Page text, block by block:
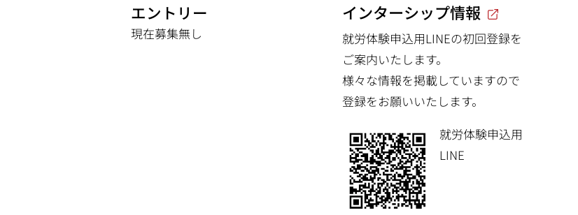
エントリー
現在募集無し
インターシップ情報
就労体験申込用LINEの初回登録を
ご案内いたします。
様々な情報を掲載していますので
登録をお願いいたします。
就労体験申込用
LINE